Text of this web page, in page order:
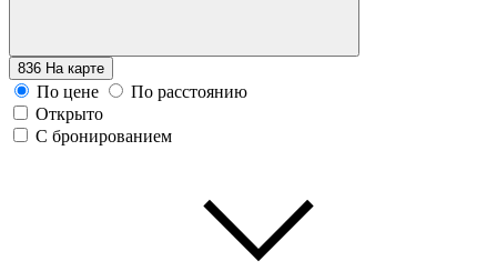
836 На карте
По цене
По расстоянию
Открыто
С бронированием